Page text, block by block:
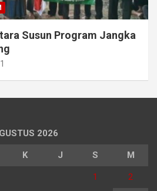
Susun Program Jangka
2026
K J S M
1 2